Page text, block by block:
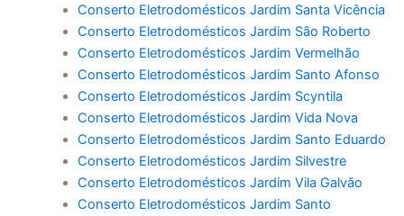
Conserto Eletrodomésticos Jardim Santa Vicência
Conserto Eletrodomésticos Jardim São Roberto
Conserto Eletrodomésticos Jardim Vermelhão
Conserto Eletrodomésticos Jardim Santo Afonso
Conserto Eletrodomésticos Jardim Scyntila
Conserto Eletrodomésticos Jardim Vida Nova
Conserto Eletrodomésticos Jardim Santo Eduardo
Conserto Eletrodomésticos Jardim Silvestre
Conserto Eletrodomésticos Jardim Vila Galvão
Conserto Eletrodomésticos Jardim Santo